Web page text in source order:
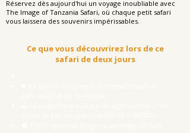
Réservez dès aujourd'hui un voyage inoubliable avec
The Image of Tanzania Safari, où chaque petit safari
vous laissera des souvenirs impérissables.
Ce que vous découvrirez lors de ce
safari de deux jours